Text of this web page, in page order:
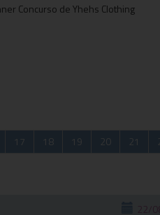
17 18 19 20 21
22/